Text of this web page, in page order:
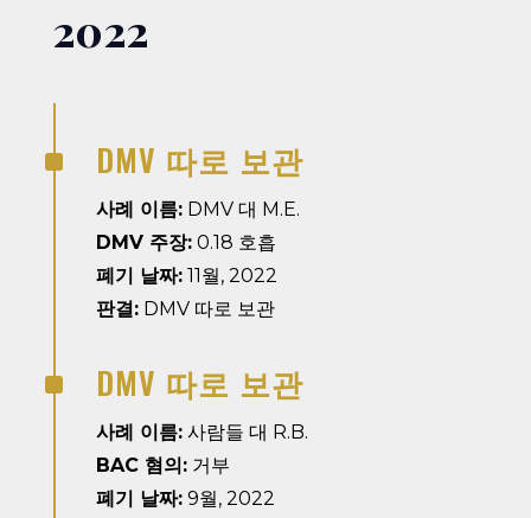
2022
^ DMV 따로 보관
사례 이름:DMV 대 M.E.
DMV 주장:0.18 호흡
폐기 날짜:11월, 2022
판결:DMV 따로 보관
^ DMV 따로 보관
사례 이름:사람들 대 R.B.
BAC 혐의:거부
폐기 날짜:9월, 2022